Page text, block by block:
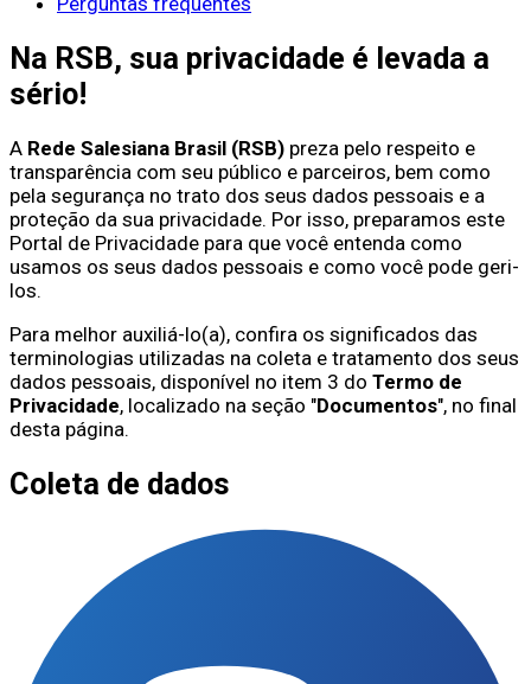
Na RSB, sua privacidade é levada a
sério!
A Rede Salesiana Brasil (RSB) preza pelo respeito e
transparência com seu público e parceiros, bem como
pela segurança no trato dos seus dados pessoais e a
proteção da sua privacidade. Por isso, preparamos este
Portal de Privacidade para que você entenda como
usamos os seus dados pessoais e como você pode geri-
los.
Para melhor auxiliá-lo(a), confira os significados das
terminologias utilizadas na coleta e tratamento dos seus
dados pessoais, disponível no item 3 do Termo de
Privacidade, localizado na seção "Documentos", no final
desta página.
Coleta de dados